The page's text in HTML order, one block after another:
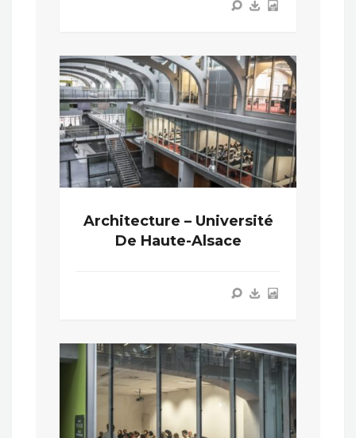
Architecture – Université
De Haute-Alsace